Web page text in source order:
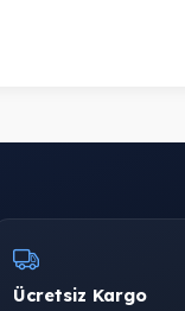
Ücretsiz Kargo